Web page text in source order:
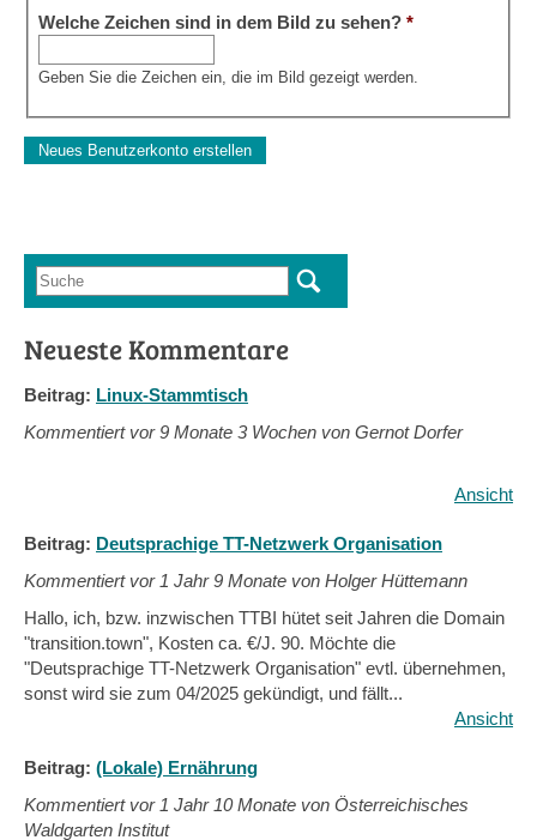
Welche Zeichen sind in dem Bild zu sehen? *
Geben Sie die Zeichen ein, die im Bild gezeigt werden.
Suchformular
Suche
Neueste Kommentare
Beitrag: Linux-Stammtisch
Kommentiert vor9 Monate 3 Wochen von Gernot Dorfer
Ansicht
Beitrag: Deutsprachige TT-Netzwerk Organisation
Kommentiert vor 1 Jahr 9 Monate von Holger Hüttemann
Hallo, ich, bzw. inzwischen TTBI hütet seit Jahren die Domain
"transition.town", Kosten ca. €/J. 90. Möchte die
"Deutsprachige TT-Netzwerk Organisation" evtl. übernehmen,
sonst wird sie zum 04/2025 gekündigt, und fällt...
Ansicht
Beitrag: (Lokale) Ernährung
Kommentiert vor 1 Jahr 10 Monate von Österreichisches
Waldgarten Institut